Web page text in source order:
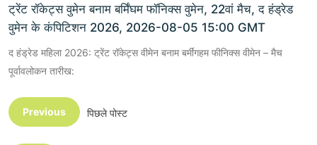
ट्रेंट रॉकेट्स वुमेन बनाम बर्मिंघम फॉनिक्स वुमेन, 22वां मैच, द हंड्रेड
वुमेन के कंपिटिशन 2026, 2026-08-05 15:00 GMT
द हंड्रेड महिला 2026: ट्रेंट रॉकेट्स वीमेन बनाम बर्मींगहम फीनिक्स वीमेन – मैच
पूर्वावलोकन तारीख:
Previous पिछले पोस्ट